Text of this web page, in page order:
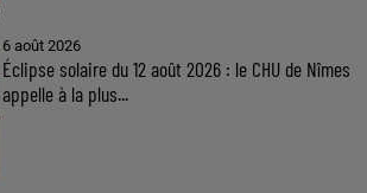
6 août 2026
Éclipse solaire du 12 août 2026 : le CHU de Nîmes
appelle à la plus...